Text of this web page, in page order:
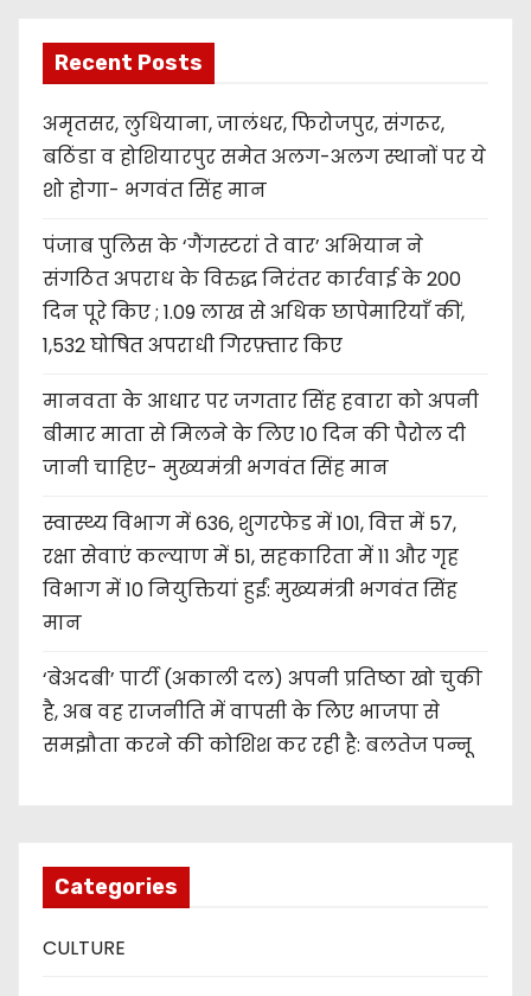
Recent Posts
अमृतसर, लुधियाना, जालंधर, फिरोजपुर, संगरूर,
बठिंडा व होशियारपुर समेत अलग-अलग स्थानों पर ये
शो होगा- भगवंत सिंह मान
पंजाब पुलिस के ‘गैंगस्टरां ते वार’ अभियान ने
संगठित अपराध के विरुद्ध निरंतर कार्रवाई के 200
दिन पूरे किए ; 1.09 लाख से अधिक छापेमारियाँ कीं,
1,532 घोषित अपराधी गिरफ़्तार किए
मानवता के आधार पर जगतार सिंह हवारा को अपनी
बीमार माता से मिलने के लिए 10 दिन की पैरोल दी
जानी चाहिए- मुख्यमंत्री भगवंत सिंह मान
स्वास्थ्य विभाग में 636, शुगरफेड में 101, वित्त में 57,
रक्षा सेवाएं कल्याण में 51, सहकारिता में 11 और गृह
विभाग में 10 नियुक्तियां हुईं: मुख्यमंत्री भगवंत सिंह
मान
‘बेअदबी’ पार्टी (अकाली दल) अपनी प्रतिष्ठा खो चुकी
है, अब वह राजनीति में वापसी के लिए भाजपा से
समझौता करने की कोशिश कर रही है: बलतेज पन्नू
Categories
CULTURE